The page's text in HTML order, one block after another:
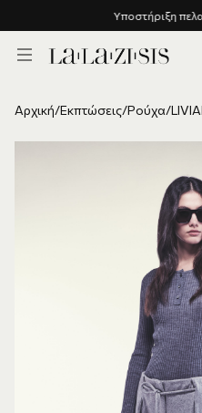
Υποστήριξη
Αρχική/Εκπτώσεις/Ρούχα/